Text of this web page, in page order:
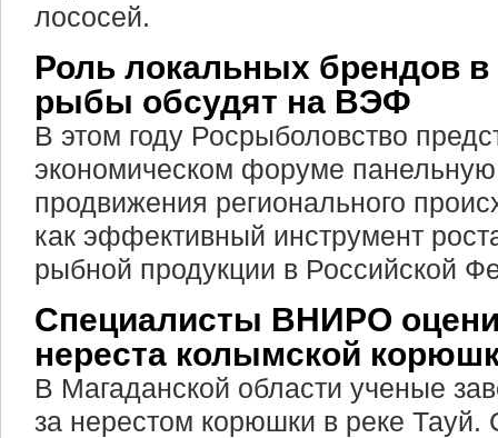
лососей.
Роль локальных брендов в
рыбы обсудят на ВЭФ
В этом году Росрыболовство
экономическом форуме
продвижения регионального
как эффективный инструмент
рыбной продукции в Российской
Специалисты ВНИРО
нереста колымской
В Магаданской области ученые
за нерестом корюшки в реке